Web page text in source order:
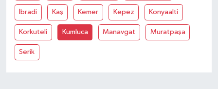
İbradi Kaş Kemer Kepez Konyaalti
Korkuteli Kumluca Manavgat Muratpaşa
Serik